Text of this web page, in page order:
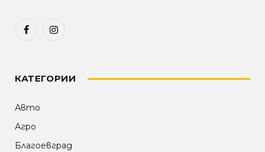
FacebookInstagram
КАТЕГОРИИ
Авто
Агро
Благоевград